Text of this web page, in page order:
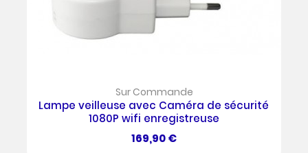
Sur Commande
Lampe veilleuse avec Caméra de sécurité
1080P wifi enregistreuse
Prix
169,90 €